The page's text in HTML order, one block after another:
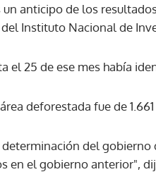
un anticipo de los
Instituto Nacional de
el 25 de ese mes había
deforestada fue de
del
en el gobierno anterior",